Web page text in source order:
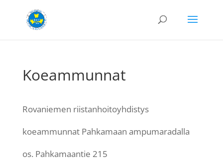
Koeammunnat
Rovaniemen riistanhoitoyhdistys
koeammunnat Pahkamaan ampumaradalla
os. Pahkamaantie 215